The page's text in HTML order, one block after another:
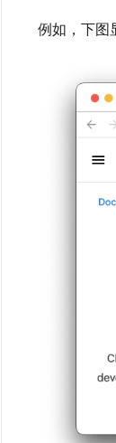
例如，下图